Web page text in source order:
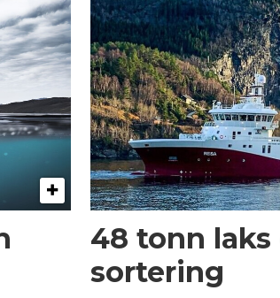
48 tonn
sortering